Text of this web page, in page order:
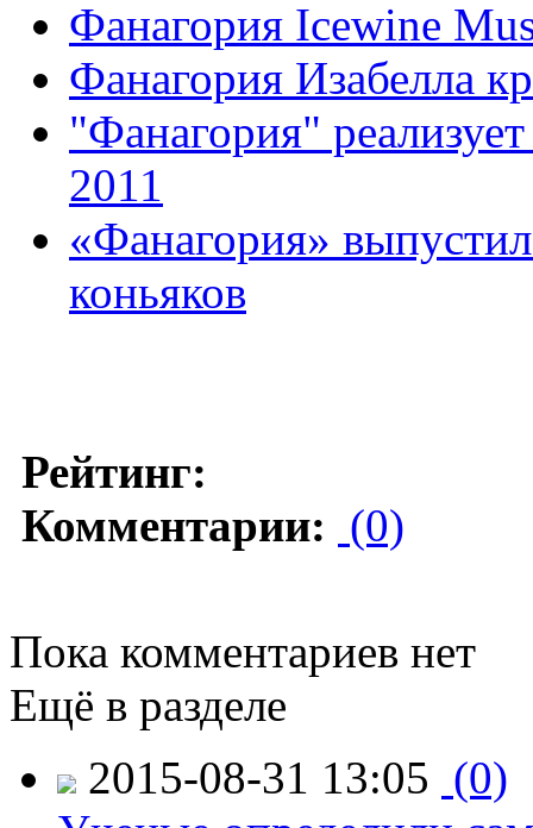
Фанагория Icewine
Фанагория Изабелла
"Фанагория"
2011
«Фанагория»
коньяков
Рейтинг:
Комментарии: (0)
Пока комментариев нет
Ещё в разделе
2015-08-31 13:05 (0)